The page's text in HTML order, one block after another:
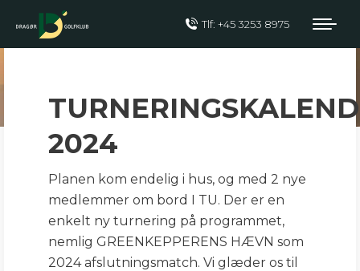
Tlf: +45 3253 8975
2024
2024
Planen kom endelig i hus, og med 2 nye
medlemmer om bord I TU. Der er en
enkelt ny turnering på programmet,
nemlig GREENKEPPERENS HÆVN som
2024 afslutningsmatch. Vi glæder os til